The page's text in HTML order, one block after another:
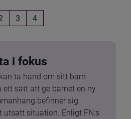
3 4
i fokus
ta hand om sitt barn
ett sätt att ge barnet en ny
befinner sig
utsatt situation. Enligt FN:s